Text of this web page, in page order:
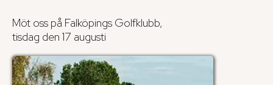
Möt oss på Falköpings Golfklubb,
tisdag den 17 augusti